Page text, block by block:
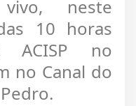
neste
10 horas
ACISP no
no Canal do